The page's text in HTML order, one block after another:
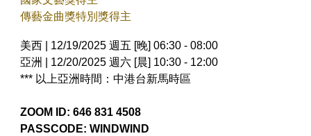
傳藝金曲獎特別獎得主
美西 | 12/19/2025 週五 [晚] 06:30 - 08:00
亞洲 | 12/20/2025 週六 [晨] 10:30 - 12:00
*** 以上亞洲時間：中港台新馬時區
ZOOM ID: 646 831 4508
PASSCODE: WINDWIND